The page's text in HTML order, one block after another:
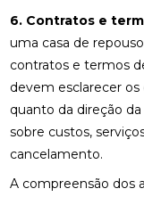
6. Contratos e
uma casa de
contratos e termos
devem esclarecer
quanto da direção
sobre custos,
cancelamento.
A compreensão dos